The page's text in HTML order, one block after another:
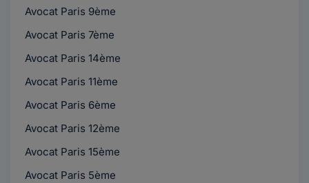
Avocat Paris 9ème
Avocat Paris 7ème
Avocat Paris 14ème
Avocat Paris 11ème
Avocat Paris 6ème
Avocat Paris 12ème
Avocat Paris 15ème
Avocat Paris 5ème